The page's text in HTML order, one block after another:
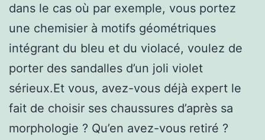
dans le cas où par exemple, vous portez
une chemisier à motifs géométriques
intégrant du bleu et du violacé, voulez de
porter des sandalles d’un joli violet
sérieux.Et vous, avez-vous déjà expert le
fait de choisir ses chaussures d’après sa
morphologie ? Qu’en avez-vous retiré ?